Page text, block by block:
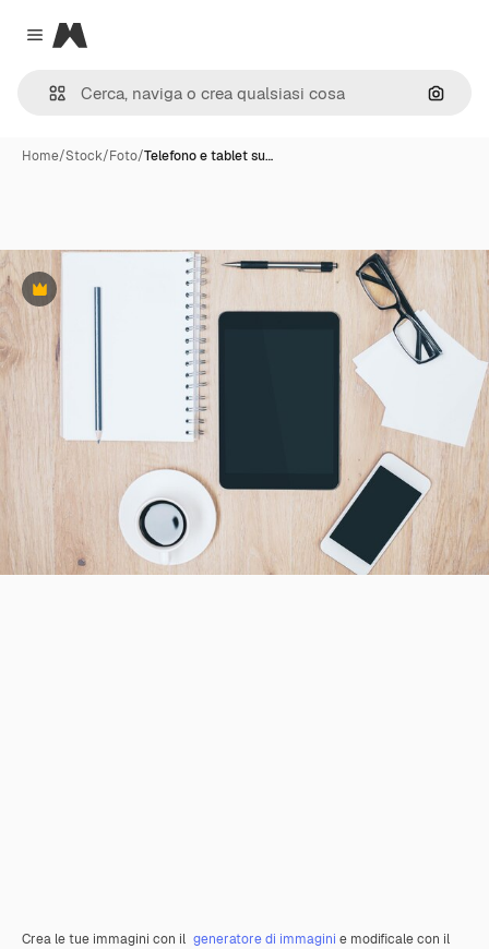
Close menu
Magnific
Cerca
Home/Stock/Foto/Telefono e tablet su…
Premium
Crea le tue immagini con il generatore di immagini e modificale con il